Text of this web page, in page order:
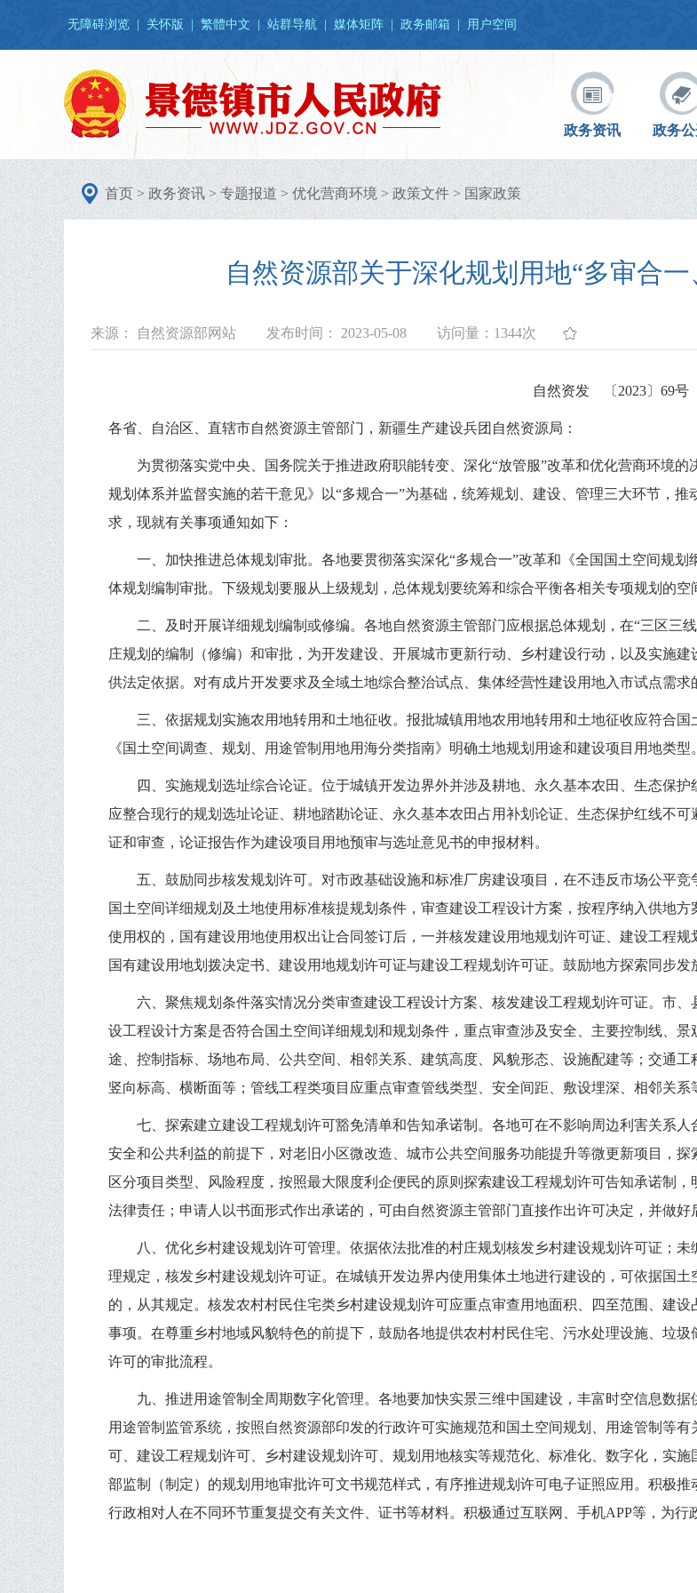
无障碍浏览 关怀版 繁體中文 站群导航 媒体矩阵 政务邮箱 用户空间
政务资讯 政务
首页>政务资讯>专题报道>优化营商环境>政策文件>国家政策
自然资源部关于深化规划用地“多审合
来源： 自然资源部网站 发布时间： 2023-05-08 访问量： 1344次
自然资发 〔2023〕69号
各省、自治区、直辖市自然资源主管部门，新疆生产建设兵团自然资源局：
为贯彻落实党中央、国务院关于推进政府职能转变、深化“放管服”改革和优化营商环境
规划体系并监督实施的若干意见》以“多规合一”为基础，统筹规划、建设、管理三大环节，
求，现就有关事项通知如下：
一、加快推进总体规划审批。各地要贯彻落实深化“多规合一”改革和《全国国土空间规
体规划编制审批。下级规划要服从上级规划，总体规划要统筹和综合平衡各相关专项规划的空
二、及时开展详细规划编制或修编。各地自然资源主管部门应根据总体规划，在“三区三
庄规划的编制（修编）和审批，为开发建设、开展城市更新行动、乡村建设行动，以及实施
供法定依据。对有成片开发要求及全域土地综合整治试点、集体经营性建设用地入市试点需求
三、依据规划实施农用地转用和土地征收。报批城镇用地农用地转用和土地征收应符合
《国土空间调查、规划、用途管制用地用海分类指南》明确土地规划用途和建设项目用地类型。
四、实施规划选址综合论证。位于城镇开发边界外并涉及耕地、永久基本农田、生态保
应整合现行的规划选址论证、耕地踏勘论证、永久基本农田占用补划论证、生态保护红线不
证和审查，论证报告作为建设项目用地预审与选址意见书的申报材料。
五、鼓励同步核发规划许可。对市政基础设施和标准厂房建设项目，在不违反市场公平
国土空间详细规划及土地使用标准核提规划条件，审查建设工程设计方案，按程序纳入供地
使用权的，国有建设用地使用权出让合同签订后，一并核发建设用地规划许可证、建设工程
国有建设用地划拨决定书、建设用地规划许可证与建设工程规划许可证。鼓励地方探索同步发
六、聚焦规划条件落实情况分类审查建设工程设计方案、核发建设工程规划许可证。市
设工程设计方案是否符合国土空间详细规划和规划条件，重点审查涉及安全、主要控制线、
途、控制指标、场地布局、公共空间、相邻关系、建筑高度、风貌形态、设施配建等；交通
竖向标高、横断面等；管线工程类项目应重点审查管线类型、安全间距、敷设埋深、相邻关系
七、探索建立建设工程规划许可豁免清单和告知承诺制。各地可在不影响周边利害关系
安全和公共利益的前提下，对老旧小区微改造、城市公共空间服务功能提升等微更新项目，
区分项目类型、风险程度，按照最大限度利企便民的原则探索建设工程规划许可告知承诺制
法律责任；申请人以书面形式作出承诺的，可由自然资源主管部门直接作出许可决定，并做好
八、优化乡村建设规划许可管理。依据依法批准的村庄规划核发乡村建设规划许可证；
理规定，核发乡村建设规划许可证。在城镇开发边界内使用集体土地进行建设的，可依据国
的，从其规定。核发农村村民住宅类乡村建设规划许可应重点审查用地面积、四至范围、建
事项。在尊重乡村地域风貌特色的前提下，鼓励各地提供农村村民住宅、污水处理设施、垃
许可的审批流程。
九、推进用途管制全周期数字化管理。各地要加快实景三维中国建设，丰富时空信息数据
用途管制监管系统，按照自然资源部印发的行政许可实施规范和国土空间规划、用途管制等
可、建设工程规划许可、乡村建设规划许可、规划用地核实等规范化、标准化、数字化，实
部监制（制定）的规划用地审批许可文书规范样式，有序推进规划许可电子证照应用。积极
行政相对人在不同环节重复提交有关文件、证书等材料。积极通过互联网、手机APP等，为行